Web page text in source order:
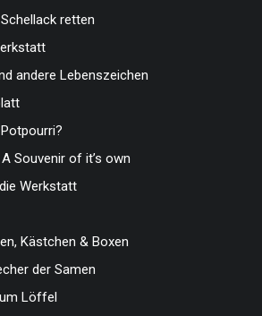
retten
andere Lebenszeichen
Souvenir of it’s own
Werkstatt
Kästchen & Boxen
der Samen
Löffel